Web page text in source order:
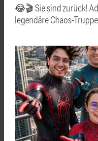
😂🎬 Sie sind zurück!
legendäre Chaos-